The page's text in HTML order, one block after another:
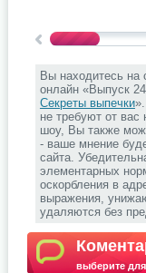
Вы находитесь на
онлайн «Выпуск
Секреты выпечки
не требуют от вас
шоу, Вы также
- ваше мнение
сайта.
элементарных
оскорбления в
выражения,
удаляются без
выберите